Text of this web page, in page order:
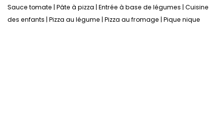
Sauce tomate Pâte à pizza Entrée à base de légumes Cuisine
des enfants Pizza au légume Pizza au fromage Pique nique